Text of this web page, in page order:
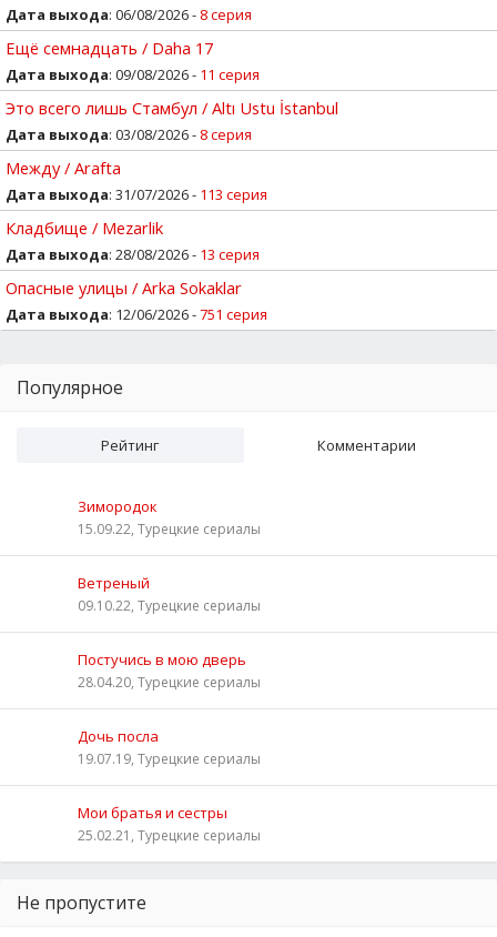
Дата выхода: 06/08/2026 - 8 серия
Ещё семнадцать / Daha 17
Дата выхода: 09/08/2026 - 11 серия
Это всего лишь Стамбул / Altı Ustu İstanbul
Дата выхода: 03/08/2026 - 8 серия
Между / Arafta
Дата выхода: 31/07/2026 - 113 серия
Кладбище / Mezarlik
Дата выхода: 28/08/2026 - 13 серия
Опасные улицы / Arka Sokaklar
Дата выхода: 12/06/2026 -751 серия
Популярное
Рейтинг Комментарии
Зимородок
15.09.22, Турецкие сериалы
Ветреный
09.10.22, Турецкие сериалы
Постучись в мою дверь
28.04.20, Турецкие сериалы
Дочь посла
19.07.19, Турецкие сериалы
Мои братья и сестры
25.02.21, Турецкие сериалы
Не пропустите